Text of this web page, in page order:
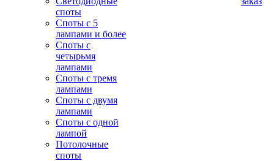
споты
Споты с 5
лампами и более
Споты с
четырьмя
лампами
Споты с тремя
лампами
Споты с двумя
лампами
Споты с одной
лампой
Потолочные
споты